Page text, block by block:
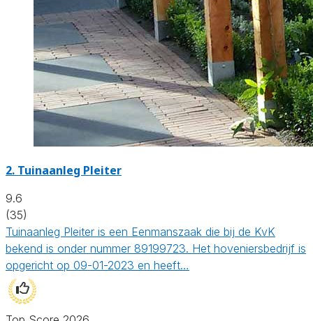
2. Tuinaanleg Pleiter
9.6
(35)
Tuinaanleg Pleiter is een Eenmanszaak die bij de KvK
bekend is onder nummer 89199723. Het hoveniersbedrijf is
opgericht op 09-01-2023 en heeft…